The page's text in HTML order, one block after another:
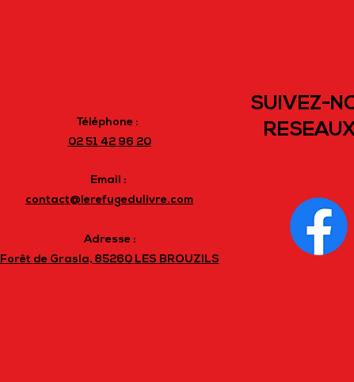
Téléphone :
02 51 42 96 20
Email :
contact@lerefugedulivre.com
Adresse :
Forêt de Grasla, 85260 LES BROUZILS
SUIVEZ-